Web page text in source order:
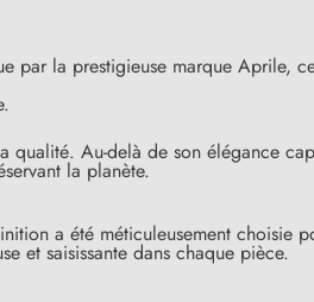
la prestigieuse marque Aprile,
qualité. Au-delà de son élégance
la planète.
a été méticuleusement choisie
et saisissante dans chaque pièce.